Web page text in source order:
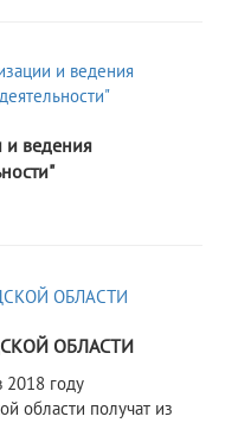
и ведения
ОБЛАСТИ
2018 году
области получат из